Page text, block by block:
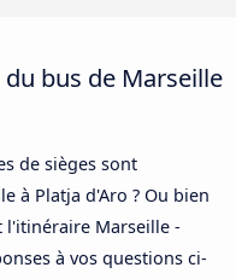
bus de Marseille
de sièges sont
à Platja d'Aro ? Ou bien
l'itinéraire Marseille -
à vos questions ci-